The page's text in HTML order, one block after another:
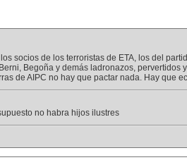
socios de los terroristas de ETA, los del
Begoña y demás ladronazos, pervertidos
de AIPC no hay que pactar nada. Hay que
no habra hijos ilustres